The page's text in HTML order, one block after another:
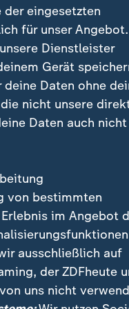
Heißluft-
ist neun Meter
der eingesetzten
für unser
Dienstleister
Gerät
Daten ohne
nicht unsere
Daten auch nicht
von bestimmten
im Angebot
ausschließlich auf
der ZDFheute
uns nicht